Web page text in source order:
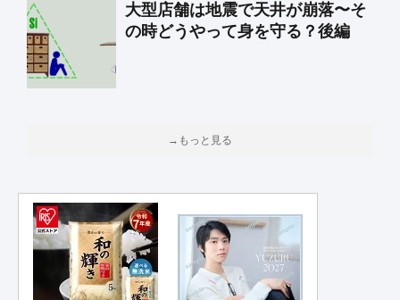
大型店舗は地震で天井が崩落〜そ
の時どうやって身を守る？後編
→もっと見る